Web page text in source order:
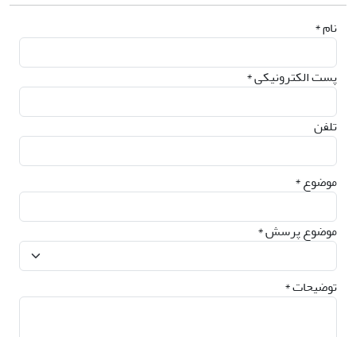
نام *
پست الکترونیکی *
تلفن
موضوع *
موضوع پرسش *
توضیحات *